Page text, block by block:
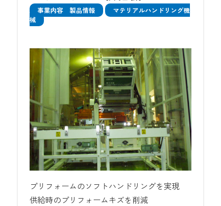
事業内容 製品情報
マテリアルハンドリング機
械
プリフォームのソフトハンドリングを実現
供給時のプリフォームキズを削減